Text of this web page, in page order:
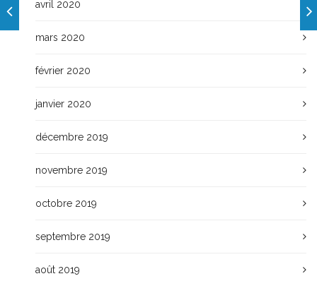
avril 2020
mars 2020
février 2020
janvier 2020
décembre 2019
novembre 2019
octobre 2019
septembre 2019
août 2019